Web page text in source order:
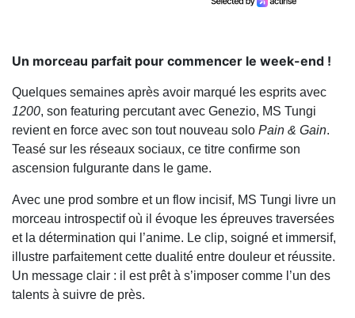
Un morceau parfait pour commencer le week-end !
Quelques semaines après avoir marqué les esprits avec
1200, son featuring percutant avec Genezio, MS Tungi
revient en force avec son tout nouveau solo Pain & Gain.
Teasé sur les réseaux sociaux, ce titre confirme son
ascension fulgurante dans le game.
Avec une prod sombre et un flow incisif, MS Tungi livre un
morceau introspectif où il évoque les épreuves traversées
et la détermination qui l’anime. Le clip, soigné et immersif,
illustre parfaitement cette dualité entre douleur et réussite.
Un message clair : il est prêt à s’imposer comme l’un des
talents à suivre de près.